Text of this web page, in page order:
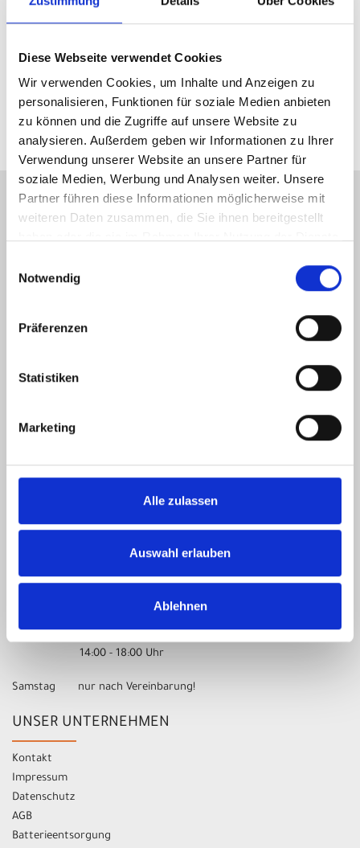
Diese Webseite verwendet Cookies
Wir verwenden Cookies, um Inhalte und Anzeigen zu
personalisieren, Funktionen für soziale Medien anbieten
zu können und die Zugriffe auf unsere Website zu
analysieren. Außerdem geben wir Informationen zu Ihrer
Verwendung unserer Website an unsere Partner für
soziale Medien, Werbung und Analysen weiter. Unsere
Partner führen diese Informationen möglicherweise mit
weiteren Daten zusammen, die Sie ihnen bereitgestellt
Notwendig
Präferenzen
Statistiken
Marketing
Alle zulassen
Auswahl erlauben
Ablehnen
06116 Halle (Saale)
Telefon: 00800 8735 8735
E-Mail: marketing_gas@trekbikes.com
KONTAKT
47608 Geldern
Tel.: 02831 9772041
14:00 - 18:00 Uhr
Dienstag 09:00 - 13:00 Uhr
Mittwoch 09:00 - 13:00 Uhr
Donnerstag 09:00 - 13:00 Uhr
14:00 - 18:00 Uhr
14:00 - 18:00 Uhr
Samstag nur nach Vereinbarung!
UNSER UNTERNEHMEN
Kontakt
Impressum
Datenschutz
AGB
Batterieentsorgung